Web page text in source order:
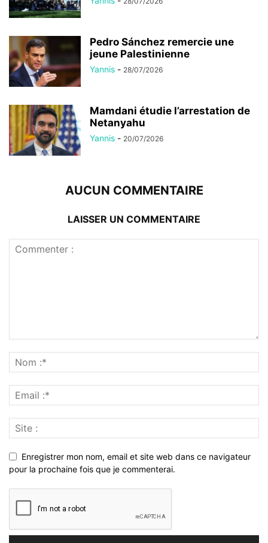
Pedro Sánchez remercie une
jeune Palestinienne
Yannis - 28/07/2026
Mamdani étudie l’arrestation de
Netanyahu
Yannis - 20/07/2026
AUCUN COMMENTAIRE
LAISSER UN COMMENTAIRE
Enregistrer mon nom, email et site web dans ce navigateur
pour la prochaine fois que je commenterai.